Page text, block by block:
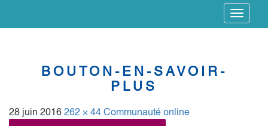
Toggle
BOUTON-EN-SAVOIR-
PLUS
28 juin 2016 262 × 44 Communauté online